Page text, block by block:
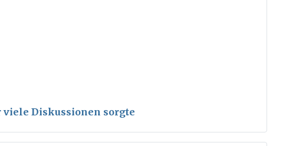
viele Diskussionen sorgte